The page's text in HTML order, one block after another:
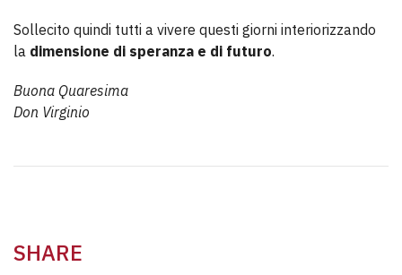
Sollecito quindi tutti a vivere questi giorni interiorizzando
la dimensione di speranza e di futuro.
Buona Quaresima
Don Virginio
SHARE